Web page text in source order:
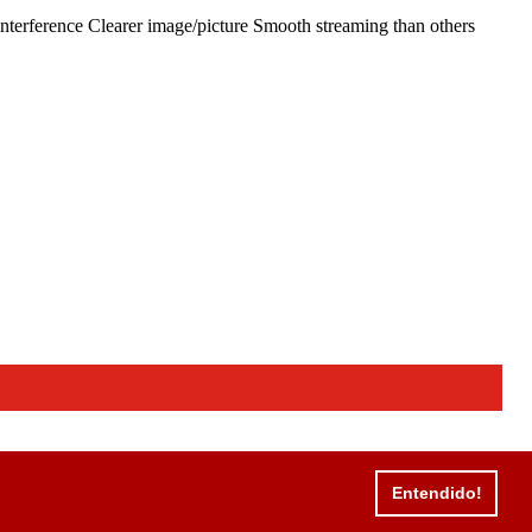
Entendido!
Clearer image/picture Smooth streaming than others